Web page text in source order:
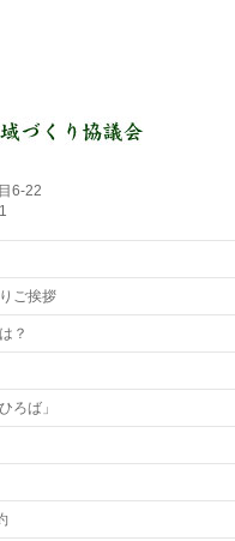
6-22
ご挨拶
？
ろば」